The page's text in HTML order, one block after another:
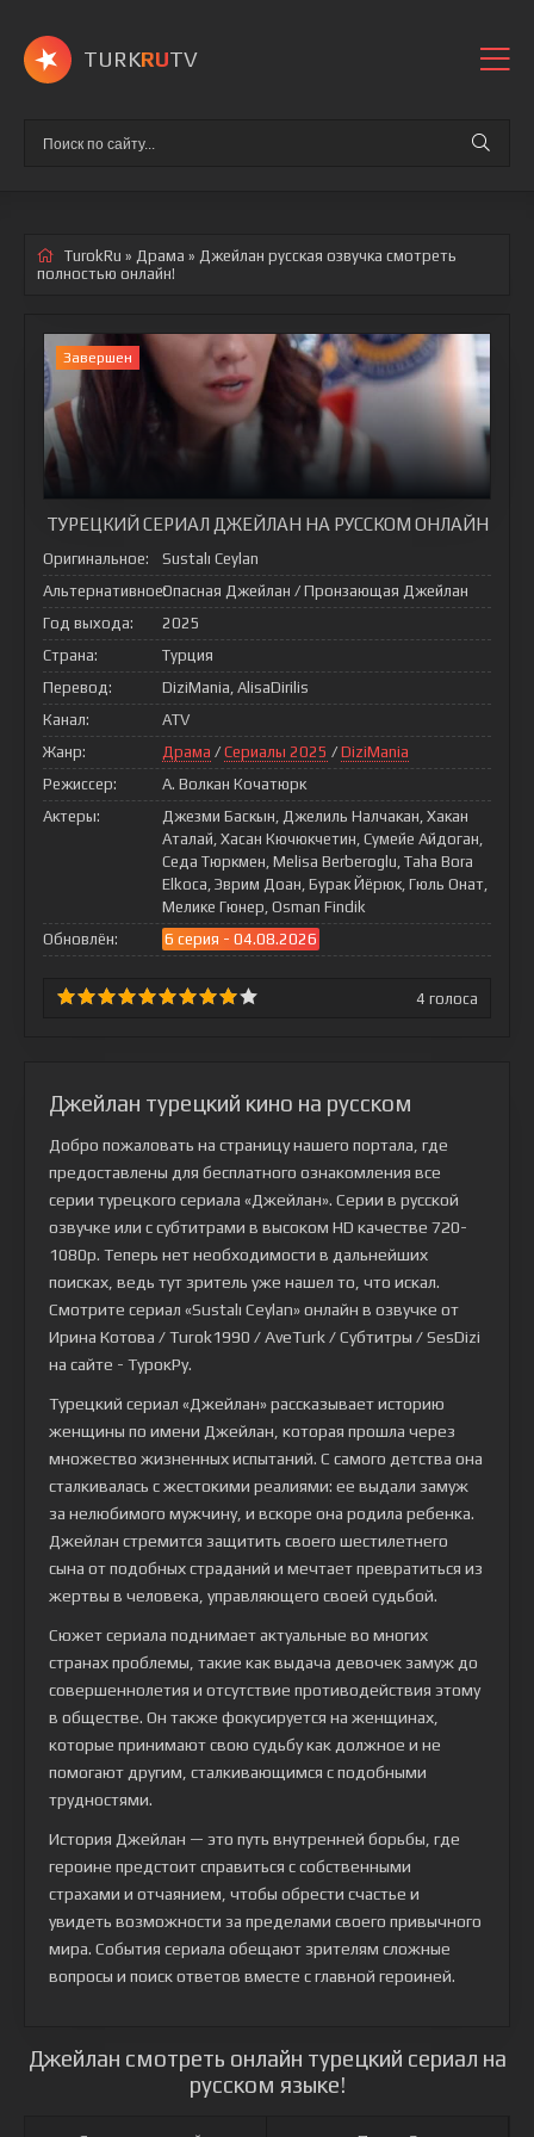
TURKRUTV
TurokRu » Драма » Джейлан русская озвучка смотреть
полностью онлайн!
Завершен
ТУРЕЦКИЙ СЕРИАЛ ДЖЕЙЛАН НА РУССКОМ ОНЛАЙН
Оригинальное:
Sustalı Ceylan
Альтернативное:Опасная Джейлан / Пронзающая Джейлан
Год выхода:
2025
Страна:
Турция
Перевод:
DiziMania, AlisaDirilis
Канал:
ATV
Жанр:
Драма / Сериалы 2025 / DiziMania
Режиссер:
А. Волкан Кочатюрк
Актеры:
Джезми Баскын, Джелиль Налчакан, Хакан
Аталай, Хасан Кючюкчетин, Сумейе Айдоган,
Седа Тюркмен, Melisa Berberoglu, Taha Bora
Elkoca, Эврим Доан, Бурак Йёрюк, Гюль Онат,
Мелике Гюнер, Osman Findik
Обновлён:
6 серия - 04.08.2026
4 голоса
Джейлан турецкий кино на русском
Добро пожаловать на страницу нашего портала, где
предоставлены для бесплатного ознакомления все
серии турецкого сериала «Джейлан». Серии в русской
озвучке или с субтитрами в высоком HD качестве 720-
1080p. Теперь нет необходимости в дальнейших
поисках, ведь тут зритель уже нашел то, что искал.
Смотрите сериал «Sustalı Ceylan» онлайн в озвучке от
Ирина Котова / Turok1990 / AveTurk / Субтитры / SesDizi
на сайте - ТурокРу.
Турецкий сериал «Джейлан» рассказывает историю
женщины по имени Джейлан, которая прошла через
множество жизненных испытаний. С самого детства она
сталкивалась с жестокими реалиями: ее выдали замуж
за нелюбимого мужчину, и вскоре она родила ребенка.
Джейлан стремится защитить своего шестилетнего
сына от подобных страданий и мечтает превратиться из
жертвы в человека, управляющего своей судьбой.
Сюжет сериала поднимает актуальные во многих
странах проблемы, такие как выдача девочек замуж до
совершеннолетия и отсутствие противодействия этому
в обществе. Он также фокусируется на женщинах,
которые принимают свою судьбу как должное и не
помогают другим, сталкивающимся с подобными
трудностями.
История Джейлан — это путь внутренней борьбы, где
героине предстоит справиться с собственными
страхами и отчаянием, чтобы обрести счастье и
увидеть возможности за пределами своего привычного
мира. События сериала обещают зрителям сложные
вопросы и поиск ответов вместе с главной героиней.
Джейлан смотреть онлайн турецкий сериал на
русском языке!